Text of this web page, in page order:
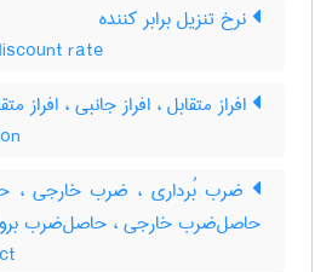
نرخ تنزیل برابر کننده
rate
افراز متقابل ، افراز جانبی ، افراز
ضرب بُرداری ، ضرب خارجی ،
حاصل‌ضرب خارجی ، حاصل‌ضرب